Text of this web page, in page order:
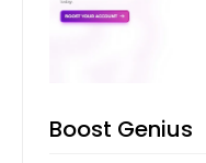
Boost Genius